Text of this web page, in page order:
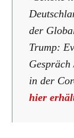
der
Trump:
in der
hier